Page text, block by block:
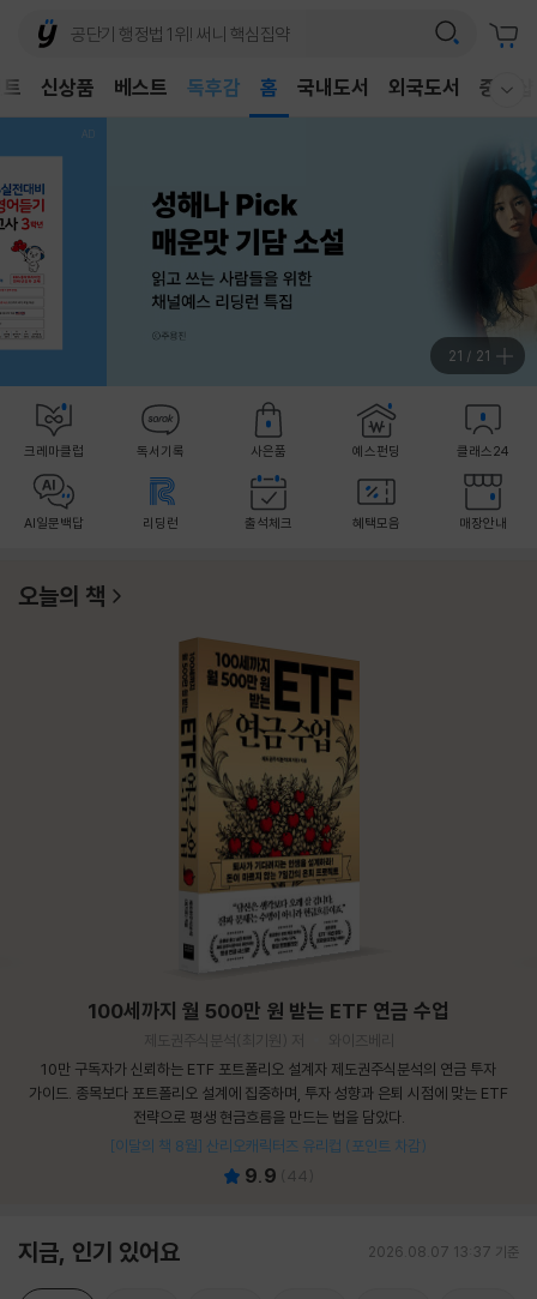
신상품 베스트
어린이
독후감
어린이
홈 국내도서 외국도서 중고샵
1/ 21
크레마클럽 독서기록 사은품 예스펀딩 클래스24
AI일문백답 리딩런 출석체크 혜택모음 매장안내
오늘의 책
100세까지 월 500만 원 받는 ETF 연금 수업
제도권주식분석(최기원) 저
와이즈베리
10만 구독자가 신뢰하는 ETF 포트폴리오 설계자 제도권주식분석의 연금 투자
가이드. 종목보다 포트폴리오 설계에 집중하며, 투자 성향과 은퇴 시점에 맞는 ETF
전략으로 평생 현금흐름을 만드는 법을 담았다.
[이달의 책 8월] 산리오캐릭터즈 유리컵 (포인트 차감)
9.9 44
지금, 인기 있어요 2026.08.07 13:37 기준